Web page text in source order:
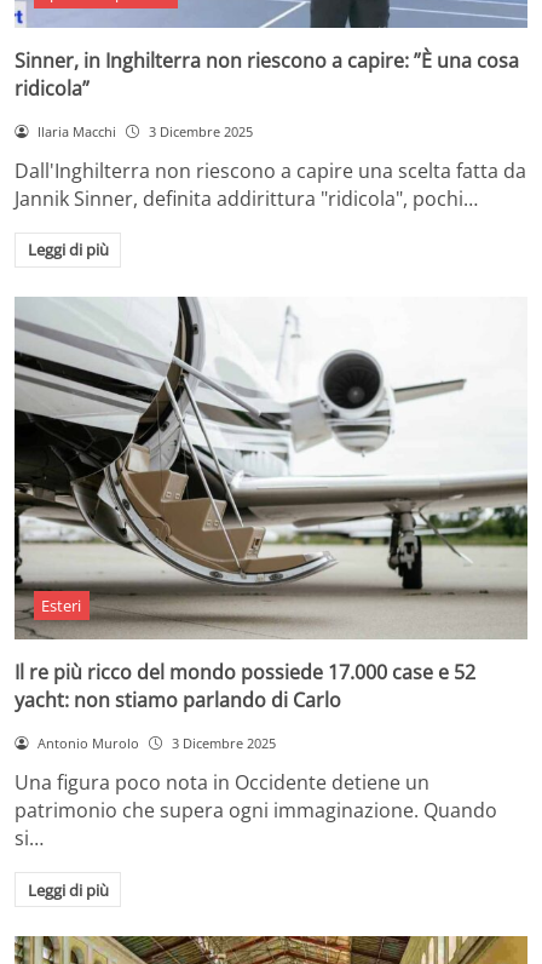
Sinner, in Inghilterra non riescono a capire: ”È una cosa
ridicola”
Ilaria Macchi 3 Dicembre 2025
Dall'Inghilterra non riescono a capire una scelta fatta da
Jannik Sinner, definita addirittura "ridicola", pochi…
Leggi di più
Esteri
Il re più ricco del mondo possiede 17.000 case e 52
yacht: non stiamo parlando di Carlo
Antonio Murolo 3 Dicembre 2025
Una figura poco nota in Occidente detiene un
patrimonio che supera ogni immaginazione. Quando
si…
Leggi di più